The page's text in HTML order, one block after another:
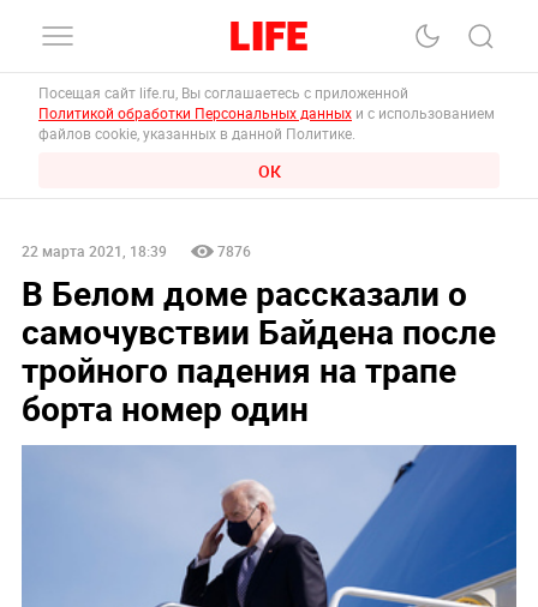
Посещая сайт life.ru, Вы соглашаетесь с приложенной
Политикой обработки Персональных данных и с использованием
файлов cookie, указанных в данной Политике.
ОК
22 марта 2021, 18:39 7876
В Белом доме рассказали о
самочувствии Байдена после
тройного падения на трапе
борта номер один